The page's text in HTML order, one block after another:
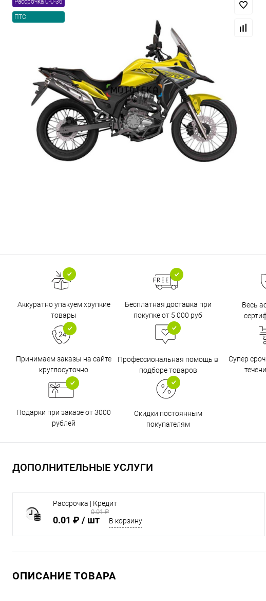
Товары первой необходимости
Рассрочка 0-0-36
ПТС
Аккуратно упакуем хрупкие
товары
Бесплатная доставка при
покупке от 5 000 руб
Весь
Принимаем заказы на сайте
круглосуточно
Профессиональная помощь в
подборе товаров
Супер
Подарки при заказе от 3000
рублей
Скидки постоянным
покупателям
ДОПОЛНИТЕЛЬНЫЕ УСЛУГИ
Рассрочка | Кредит
0.01 ₽ / шт
0.01 ₽
В корзину
ОПИСАНИЕ ТОВАРА